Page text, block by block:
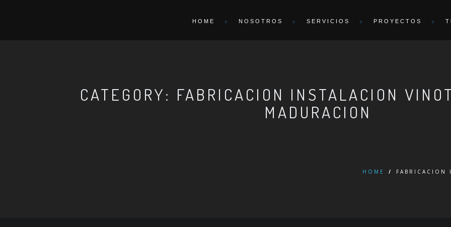
HOME NOSOTROS SERVICIOS PROYECTOS
CATEGORY: FABRICACION INSTALACION
MADURACION
HOME / FABRICACION